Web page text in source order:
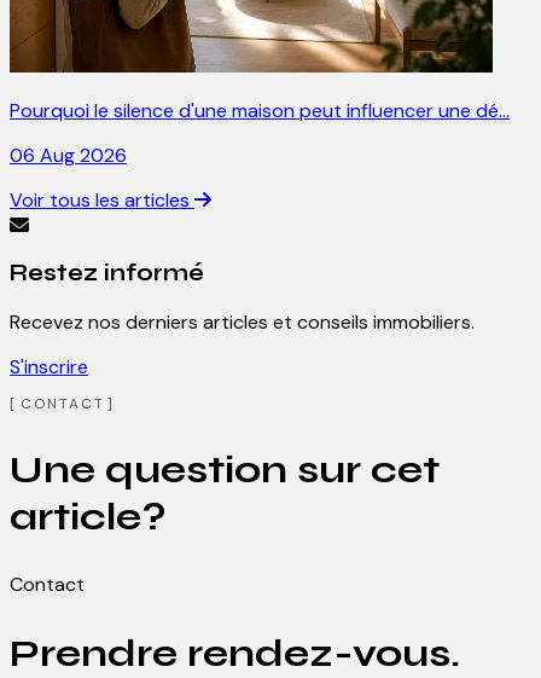
Pourquoi le silence d'une maison peut influencer une dé…
06 Aug 2026
Voir tous les articles
Restez informé
Recevez nos derniers articles et conseils immobiliers.
S'inscrire
CONTACT
Une question sur cet
article?
Contact
Prendre rendez-vous.